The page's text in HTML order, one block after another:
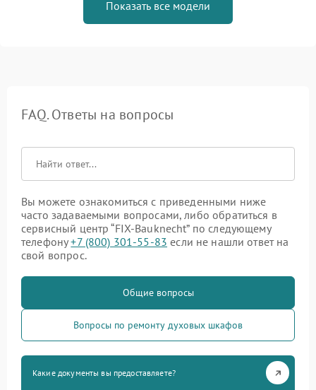
Показать все модели
FAQ. Ответы на вопросы
Вы можете ознакомиться с приведенными ниже
часто задаваемыми вопросами, либо обратиться в
сервисный центр “FIX-Bauknecht” по следующему
телефону+7 (800) 301-55-83 если не нашли ответ на
свой вопрос.
Общие вопросы
Вопросы по ремонту духовых шкафов
Какие документы вы предоставляете?